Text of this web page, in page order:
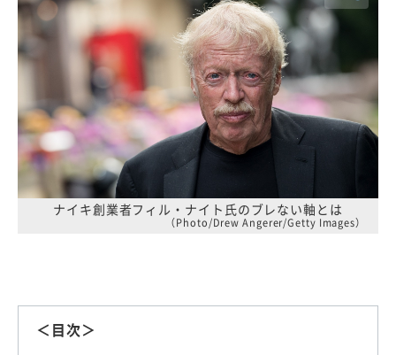
ナイキ創業者フィル・ナイト氏のブレない軸とは
（Photo/Drew Angerer/Getty Images）
＜目次＞